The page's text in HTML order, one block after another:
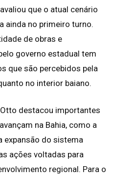
que o atual cenário
ainda no primeiro turno.
de obras e
governo estadual tem
que são percebidos pela
no interior baiano.
destacou importantes
na Bahia, como a
expansão do sistema
ações voltadas para
regional. Para o